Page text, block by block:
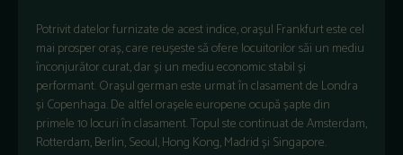
Potrivit datelor furnizate de acest indice, orașul Frankfurteste cel
mai prosper oraș, care reușeste să ofere locuitorilor săi un mediu
înconjurător curat, dar și un mediu economic stabil și
performant.Orașul german este urmat în clasament de Londra
și Copenhaga. De altfel orașele europeneocupășaptedin
primele10 locuri în clasament. Topul ste continuat deAmsterdam,
Rotterdam, Berlin, Seoul, Hong Kong, Madrid și Singapore.